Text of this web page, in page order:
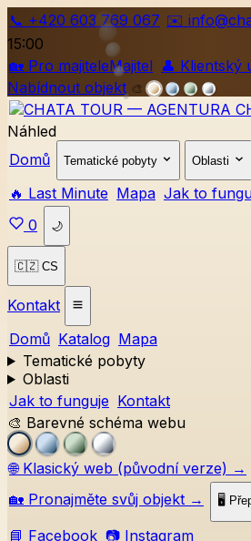
📞 +420 603 769 067 ✉️
15:00
🏡 Pro majiteleMajitel 👤 Klientský
Nabídnout objekt 🎨
Náhled
Domů
Tematické pobyty Oblasti
🔥 Last Minute Mapa Jak to
0
🌙
🇨🇿 CS
Kontakt
Domů Katalog Mapa
Tematické pobyty
Oblasti
Jak to funguje Kontakt
🎨 Barevné schéma webu
🌐 Klasický web (původní verze) →
🏡 Pronajměte svůj objekt → 🖥️
📘 Facebook 📷 Instagram